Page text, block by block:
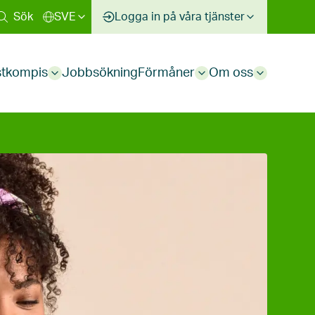
Sök SVE Logga in på våra tjänster
Sub
Jobbsökning Förmåner Sub
Om oss Sub